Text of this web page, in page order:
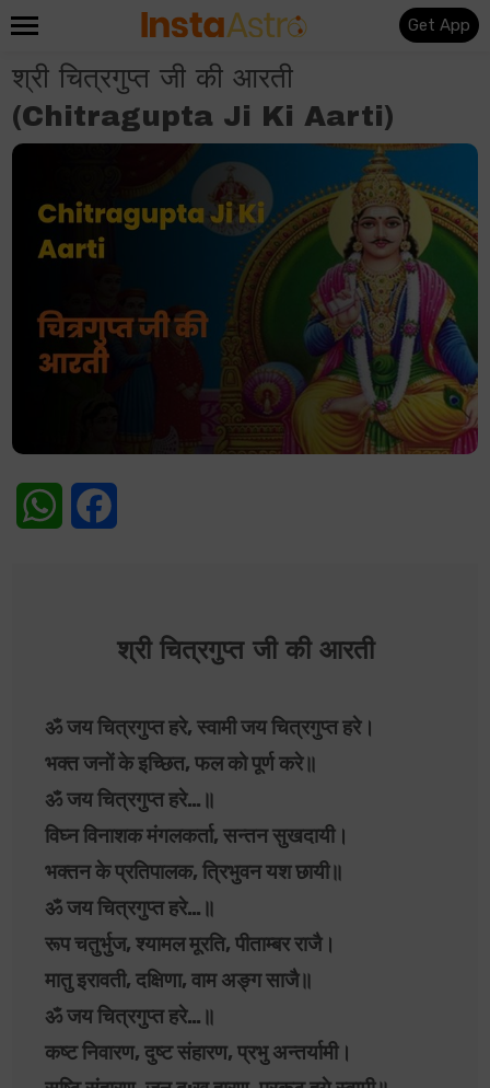
Get App
श्री चित्रगुप्त जी की आरती
(Chitragupta Ji Ki Aarti)
WhatsApp
श्री चित्रगुप्त जी की आरती
ॐ जय चित्रगुप्त हरे, स्वामी जय चित्रगुप्त हरे।
भक्त जनों के इच्छित, फल को पूर्ण करे॥
ॐ जय चित्रगुप्त हरे…॥
विघ्न विनाशक मंगलकर्ता, सन्तन सुखदायी।
भक्तन के प्रतिपालक, त्रिभुवन यश छायी॥
ॐ जय चित्रगुप्त हरे…॥
रूप चतुर्भुज, श्यामल मूरति, पीताम्बर राजै।
मातु इरावती, दक्षिणा, वाम अङ्ग साजै॥
ॐ जय चित्रगुप्त हरे…॥
कष्ट निवारण, दुष्ट संहारण, प्रभु अन्तर्यामी।